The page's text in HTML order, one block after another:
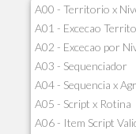
A00 - Territorio x
A01 - Excecao
A02 - Excecao por
A03 - Sequenciador
A04 - Sequencia x
A05 - Script x Rotina
A06 - Item Script